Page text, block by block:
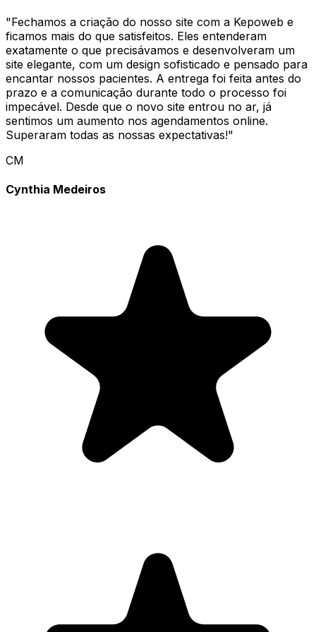
"Fechamos a criação do nosso site com a Kepoweb e
ficamos mais do que satisfeitos. Eles entenderam
exatamente o que precisávamos e desenvolveram um
site elegante, com um design sofisticado e pensado para
encantar nossos pacientes. A entrega foi feita antes do
prazo e a comunicação durante todo o processo foi
impecável. Desde que o novo site entrou no ar, já
sentimos um aumento nos agendamentos online.
Superaram todas as nossas expectativas!"
CM
Cynthia Medeiros